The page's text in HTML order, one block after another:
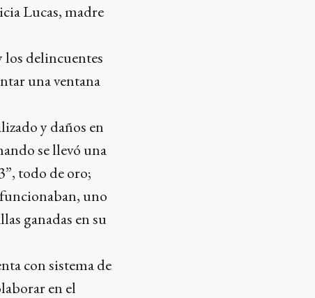
Lucas, madre
los delincuentes
una ventana
y daños en
se llevó una
todo de oro;
uno
ganadas en su
con sistema de
en el